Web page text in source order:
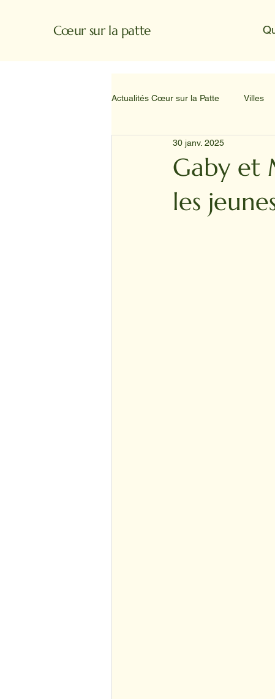
Cœur sur la patte
Actualités Cœur sur la Patte Villes
Gaby et
les
30 janv. 2025